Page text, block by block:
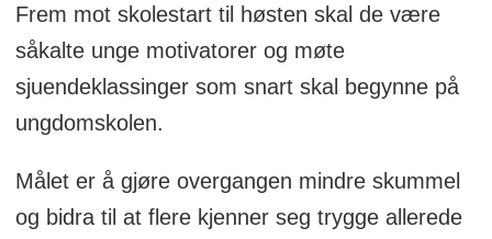
Frem mot skolestart til høsten skal de være
såkalte unge motivatorer og møte
sjuendeklassinger som snart skal begynne på
ungdomskolen.
Målet er å gjøre overgangen mindre skummel
og bidra til at flere kjenner seg trygge allerede